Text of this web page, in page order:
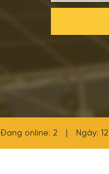
Đang online: 2 Ngày: 12